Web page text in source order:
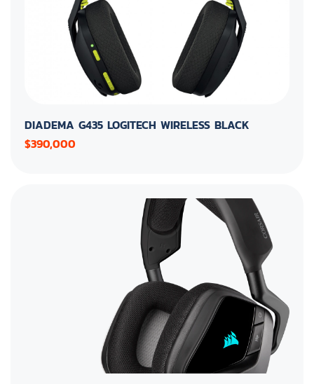
DIADEMA G435 LOGITECH WIRELESS BLACK
$390,000